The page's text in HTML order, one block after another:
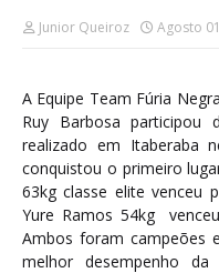
Junior Queiroz Agosto
A Equipe Team Fúria
Ruy Barbosa participou
realizado em Itaberaba
conquistou o primeiro
63kg classe elite
Yure Ramos 54kg
Ambos foram campeões
melhor desempenho